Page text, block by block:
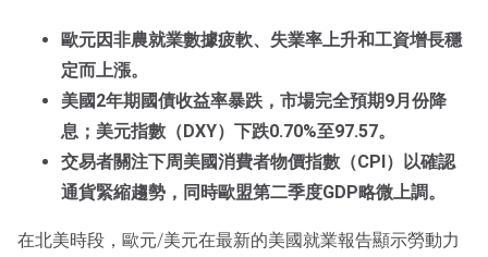
歐元因非農就業數據疲軟、失業率上升和工資增長穩
定而上漲。
美國2年期國債收益率暴跌，市場完全預期9月份降
息；美元指數（DXY）下跌0.70%至97.57。
交易者關注下周美國消費者物價指數（CPI）以確認
通貨緊縮趨勢，同時歐盟第二季度GDP略微上調。
在北美時段，歐元/美元在最新的美國就業報告顯示勞動力